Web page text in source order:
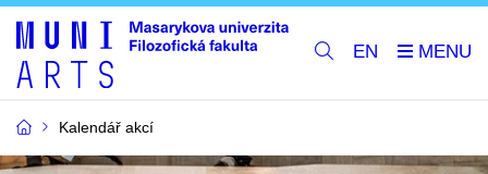
EN
Kalendář akcí